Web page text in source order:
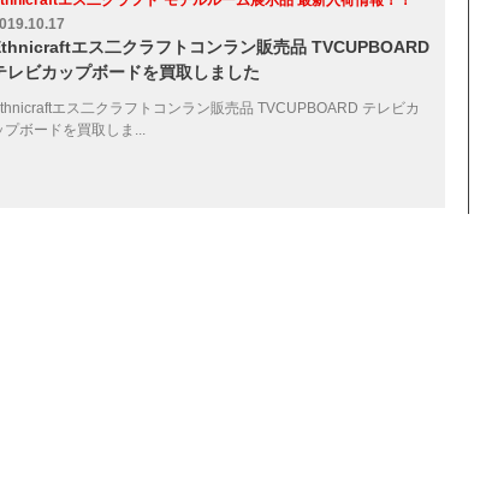
エス二クラフトコンラン販売品 TVCUPBOARD
レビカップボードを買取しました
エス二クラフトコンラン販売品 TVCUPBOARD テレビカ
プボードを買取しま...